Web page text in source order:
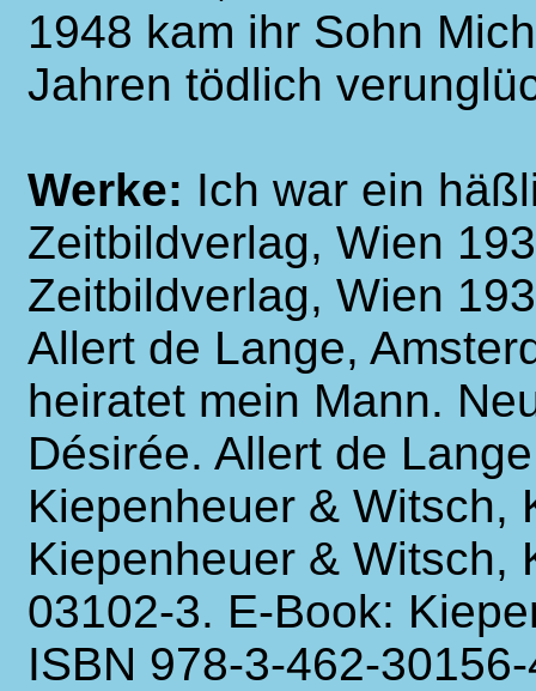
1948 kam ihr Sohn
Jahren tödlich
Werke: Ich war ein
Zeitbildverlag, Wien
Zeitbildverlag, Wien
Allert de Lange,
heiratet mein Mann.
Désirée. Allert de
Kiepenheuer & Witsch,
Kiepenheuer & Witsch,
03102-3. E-Book:
ISBN 978-3-462-